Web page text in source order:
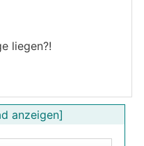
liegen?!
anzeigen]